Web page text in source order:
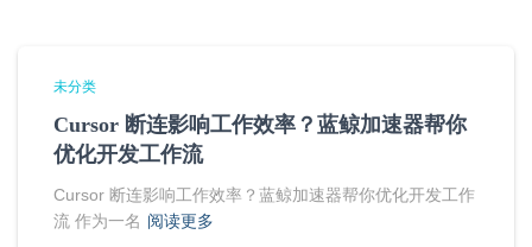
未分类
Cursor 断连影响工作效率？蓝鲸加速器帮你
优化开发工作流
Cursor 断连影响工作效率？蓝鲸加速器帮你优化开发工作
流 作为一名 阅读更多